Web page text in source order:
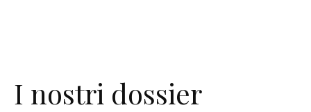
I nostri dossier